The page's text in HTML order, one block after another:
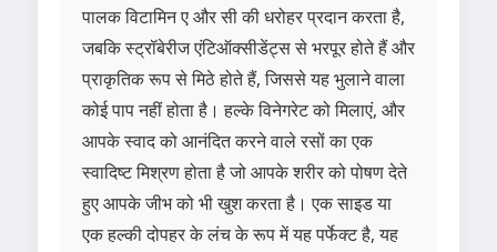
पालक विटामिन ए और सी की धरोहर प्रदान करता है,
जबकि स्ट्रॉबेरीज एंटिऑक्सीडेंट्स से भरपूर होते हैं और
प्राकृतिक रूप से मिठे होते हैं, जिससे यह भुलाने वाला
कोई पाप नहीं होता है। हल्के विनेगरेट को मिलाएं, और
आपके स्वाद को आनंदित करने वाले रसों का एक
स्वादिष्ट मिश्रण होता है जो आपके शरीर को पोषण देते
हुए आपके जीभ को भी खुश करता है। एक साइड या
एक हल्की दोपहर के लंच के रूप में यह पर्फेक्ट है, यह